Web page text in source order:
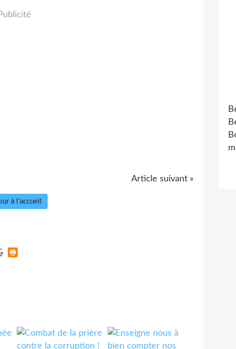
Article suivant »
à l'accueil